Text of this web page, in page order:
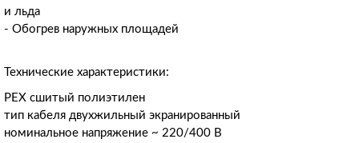
и льда
- Обогрев наружных площадей
Технические характеристики:
PEX сшитый полиэтилен
тип кабеля двухжильный экранированный
номинальное напряжение ~ 220/400 В